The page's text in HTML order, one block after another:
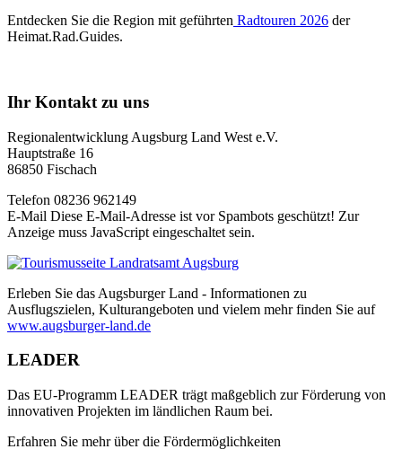
Entdecken Sie die Region mit geführten Radtouren 2026 der
Heimat.Rad.Guides.
Ihr Kontakt zu uns
Regionalentwicklung Augsburg Land West e.V.
Hauptstraße 16
86850 Fischach
Telefon 08236 962149
E-Mail Diese E-Mail-Adresse ist vor Spambots geschützt! Zur
Anzeige muss JavaScript eingeschaltet sein.
Erleben Sie das Augsburger Land - Informationen zu
Ausflugszielen, Kulturangeboten und vielem mehr finden Sie auf
www.augsburger-land.de
LEADER
Das EU-Programm LEADER trägt maßgeblich zur Förderung von
innovativen Projekten im ländlichen Raum bei.
Erfahren Sie mehr über die Fördermöglichkeiten